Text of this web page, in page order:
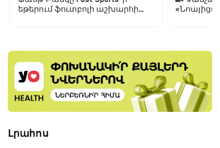
եթերում ֆուտբոլի աշխարհի
«Նոայից»
Լրահոս